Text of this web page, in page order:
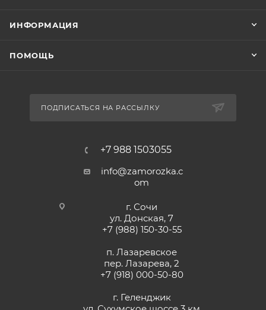
ИНФОРМАЦИЯ
ПОМОЩЬ
ПОДПИСАТЬСЯ НА РАССЫЛКУ
+7 988 1503055
info@zamorozka.c
om
г. Сочи
ул. Донская, 7
+7 (988) 150-30-55
п. Лазаревское
пер. Лазарева, 2
+7 (918) 000-50-80
г. Геленджик